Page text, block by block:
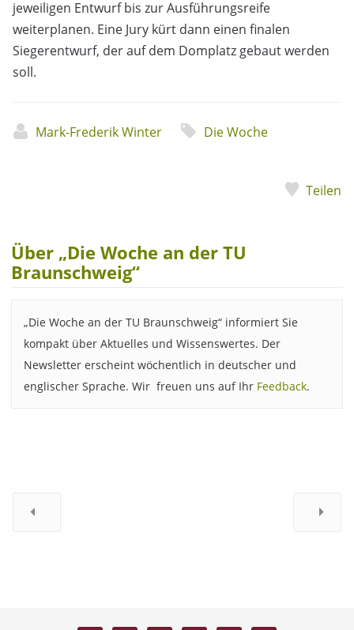
jeweiligen Entwurf bis zur Ausführungsreife
weiterplanen. Eine Jury kürt dann einen finalen
Siegerentwurf, der auf dem Domplatz gebaut werden
soll.
Mark-Frederik Winter Die Woche
Teilen
Über „Die Woche an der TU
Braunschweig“
„Die Woche an der TU Braunschweig“ informiert Sie
kompakt über Aktuelles und Wissenswertes. Der
Newsletter erscheint wöchentlich in deutscher und
englischer Sprache. Wir freuen uns auf Ihr Feedback.